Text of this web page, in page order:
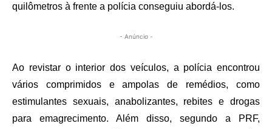
quilômetros à frente a polícia conseguiu abordá-los.
- Anúncio -
Ao revistar o interior dos veículos, a polícia encontrou
vários comprimidos e ampolas de remédios, como
estimulantes sexuais, anabolizantes, rebites e drogas
para emagrecimento. Além disso, segundo a PRF,